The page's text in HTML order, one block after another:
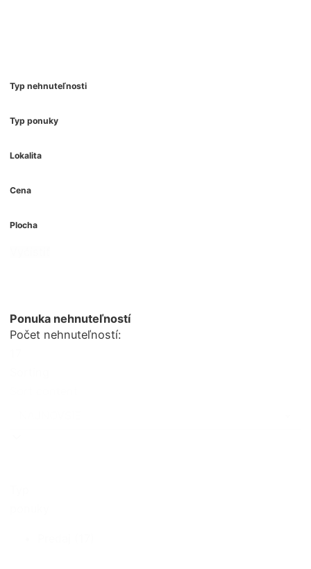
Typ nehnuteľnosti
Typ ponuky
Lokalita
Cena
Plocha
Ponuka nehnuteľností
Počet nehnuteľností: